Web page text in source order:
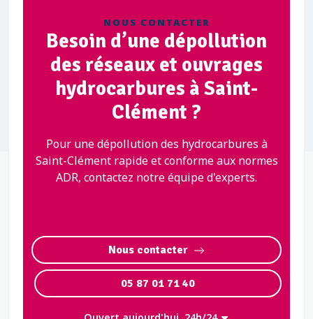
NOUS CONTACTER
Besoin d’une dépollution
des réseaux et ouvrages
hydrocarbures à Saint-
Clément ?
Pour une dépollution des hydrocarbures à
Saint-Clément rapide et conforme aux normes
ADR, contactez notre équipe d'experts.
Nous contacter
05 87 01 71 40